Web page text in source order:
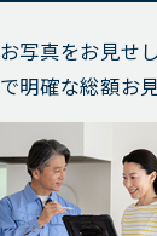
写真をお見せ
明確な総額お